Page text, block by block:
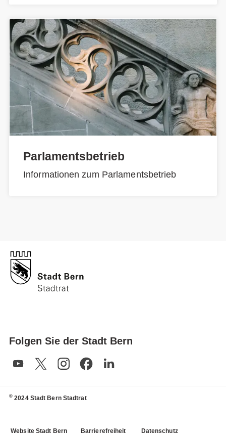
Parlamentsbetrieb
Informationen zum Parlamentsbetrieb
Folgen Sie der Stadt Bern
© 2024 Stadt Bern Stadtrat
Website Stadt Bern Barrierefreiheit Datenschutz